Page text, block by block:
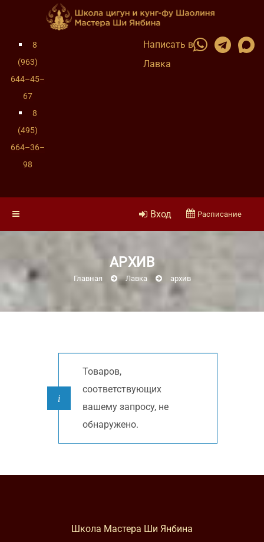
8
(963)
644–45–
67
8
(495)
664–36–
98
Написать в
Лавка
Вход Расписание
АРХИВ
Главная Лавка архив
Товаров,
соответствующих
вашему запросу, не
обнаружено.
Школа Мастера Ши Янбина